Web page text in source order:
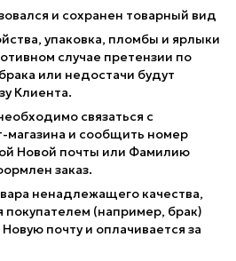
и сохранен товарный вид
упаковка, пломбы и ярлыки
случае претензии по
или недостачи будут
Клиента.
связаться с
и сообщить номер
Новой почты или Фамилию
заказ.
ненадлежащего качества,
(например, брак)
почту и оплачивается за